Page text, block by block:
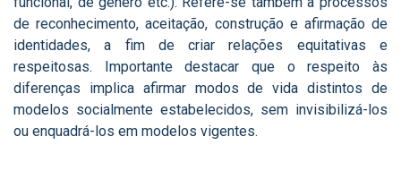
de reconhecimento, aceitação, construção e afirmação de
identidades, a fim de criar relações equitativas e
respeitosas. Importante destacar que o respeito às
diferenças implica afirmar modos de vida distintos de
modelos socialmente estabelecidos, sem invisibilizá-los
ou enquadrá-los em modelos vigentes.